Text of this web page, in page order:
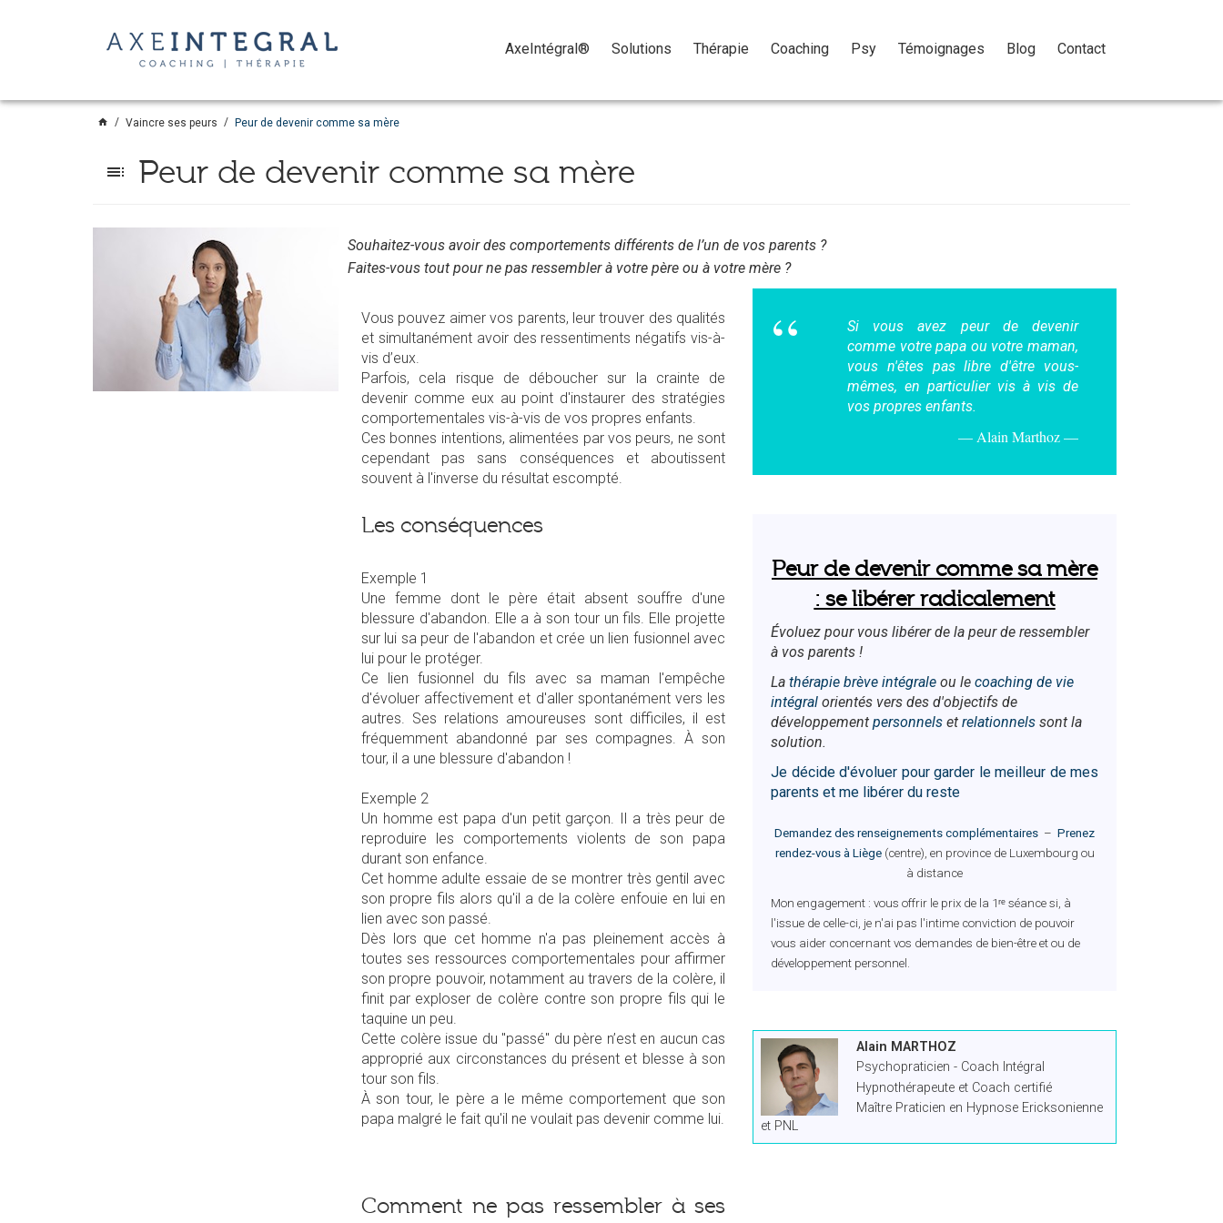
AxeIntégral® Solutions Thérapie Coaching Psy Témoignages Blog Contact
home Vaincre ses peurs Peur de devenir comme sa mère
toc Peur de devenir comme sa mère
Souhaitez-vous avoir des comportements différents de l’un de vos parents ?
Faites-vous tout pour ne pas ressembler à votre père ou à votre mère ?
Vous pouvez aimer vos parents, leur trouver des qualités
et simultanément avoir des ressentiments négatifs vis-à-
vis d’eux.
Parfois, cela risque de déboucher sur la crainte de
devenir comme eux au point d'instaurer des stratégies
comportementales vis-à-vis de vos propres enfants.
Ces bonnes intentions, alimentées par vos peurs, ne sont
cependant pas sans conséquences et aboutissent
souvent à l'inverse du résultat escompté.
Les conséquences
Exemple 1
Une femme dont le père était absent souffre d'une
blessure d'abandon. Elle a à son tour un fils. Elle projette
sur lui sa peur de l'abandon et crée un lien fusionnel avec
lui pour le protéger.
Ce lien fusionnel du fils avec sa maman l'empêche
d'évoluer affectivement et d'aller spontanément vers les
autres. Ses relations amoureuses sont difficiles, il est
fréquemment abandonné par ses compagnes. À son
tour, il a une blessure d'abandon !
Exemple 2
Un homme est papa d'un petit garçon. Il a très peur de
reproduire les comportements violents de son papa
durant son enfance.
Cet homme adulte essaie de se montrer très gentil avec
son propre fils alors qu'il a de la colère enfouie en lui en
lien avec son passé.
Dès lors que cet homme n'a pas pleinement accès à
toutes ses ressources comportementales pour affirmer
son propre pouvoir, notamment au travers de la colère, il
finit par exploser de colère contre son propre fils qui le
taquine un peu.
Cette colère issue du "passé" du père n’est en aucun cas
approprié aux circonstances du présent et blesse à son
tour son fils.
À son tour, le père a le même comportement que son
papa malgré le fait qu'il ne voulait pas devenir comme lui.
Comment ne pas ressembler à ses
Si vous avez peur de devenir
comme votre papa ou votre maman,
vous n'êtes pas libre d'être vous-
mêmes, en particulier vis à vis de
vos propres enfants.
Alain Marthoz
Peur de devenir comme sa mère
: se libérer radicalement
Évoluez pour vous libérer de la peur de ressembler
à vos parents !
La thérapie brève intégrale ou le coaching de vie
intégral orientés vers des d'objectifs de
développement personnels et relationnels sont la
solution.
Je décide d'évoluer pour garder le meilleur de mes
parents et me libérer du reste
Demandez des renseignements complémentaires – Prenez
rendez-vous à Liège(centre), en province de Luxembourg ou
à distance
Mon engagement : vous offrir le prix de la 1ʳᵉ séance si, à
l'issue de celle-ci, je n'ai pas l'intime conviction de pouvoir
vous aider concernant vos demandes de bien-être et ou de
développement personnel.
Alain MARTHOZ
Psychopraticien - Coach Intégral
Hypnothérapeute et Coach certifié
Maître Praticien en Hypnose Ericksonienne
et PNL